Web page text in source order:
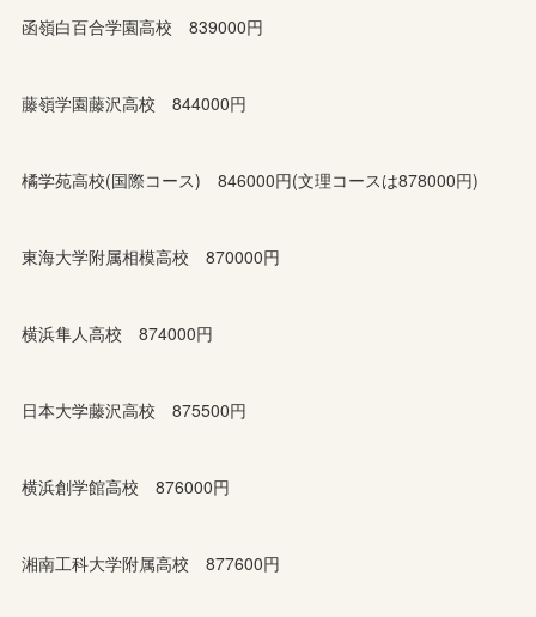
函嶺白百合学園高校 839000円
藤嶺学園藤沢高校 844000円
橘学苑高校(国際コース) 846000円(文理コースは878000円)
東海大学附属相模高校 870000円
横浜隼人高校 874000円
日本大学藤沢高校 875500円
横浜創学館高校 876000円
湘南工科大学附属高校 877600円